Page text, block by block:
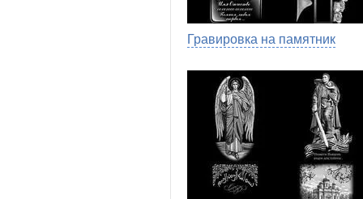
Гравировка на памятник